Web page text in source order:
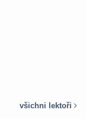
všichni lektoři